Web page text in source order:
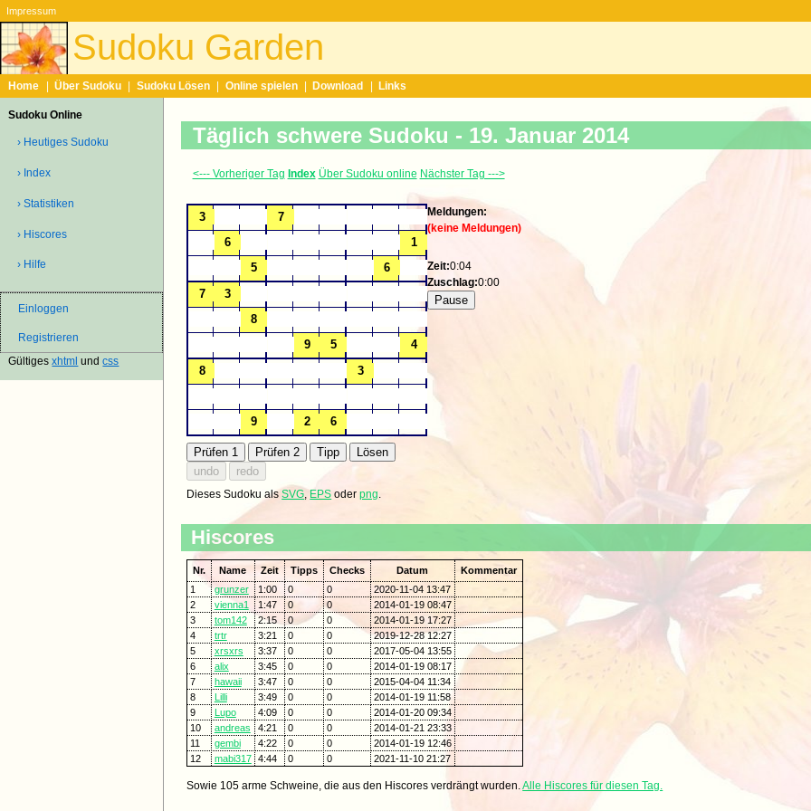
Impressum
Sudoku Garden
Home Über Sudoku Sudoku Lösen Online spielen Download Links
Sudoku Online
› Heutiges Sudoku
› Index
› Statistiken
› Hiscores
› Hilfe
Einloggen
Registrieren
Gültigesxhtml undcss
Täglich schwere Sudoku - 19. Januar 2014
<--- Vorheriger Tag Index Über Sudoku online Nächster Tag --->
Meldungen:
(keine Meldungen)
Zeit:0:04
Zuschlag:0:00
Dieses Sudoku alsSVG, EPS oderpng.
Hiscores
Nr. Name Zeit Tipps Checks Datum
Kommentar
1
grunzer 1:00 0 0
2020-11-04 13:47
2
vienna1 1:47 0 0
2014-01-19 08:47
3
tom142 2:15 0 0
2014-01-19 17:27
4
trtr 3:21 0 0
2019-12-28 12:27
5
xrsxrs 3:37 0 0
2017-05-04 13:55
6
alix 3:45 0 0
2014-01-19 08:17
7
hawaii 3:47 0 0
2015-04-04 11:34
8
Lilli 3:49 0 0
2014-01-19 11:58
9
Lupo 4:09 0 0
2014-01-20 09:34
10
andreas 4:21 0 0
2014-01-21 23:33
11
gembi 4:22 0 0
2014-01-19 12:46
12
mabi317 4:44 0 0 2021-11-10 21:27
Sowie 105 arme Schweine, die aus den Hiscores verdrängt wurden.Alle Hiscores für diesen Tag.